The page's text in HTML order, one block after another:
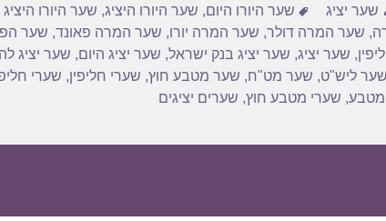
מחבר
שער יציג תגיות
שער היורו היום, שער היורו היציג, שער היורו היציג
, שער המרה דולר, שער המרה יורו, שער המרה פאונד, שער
, שער יציג, שער יציג בנק ישראל, שער יציג היום, שער יציג
שער ליש"ט, שער מט"ח, שער מטבע חוץ, שערי חליפין, שערי
מטבע, שערי מטבע חוץ, שערים יציגים